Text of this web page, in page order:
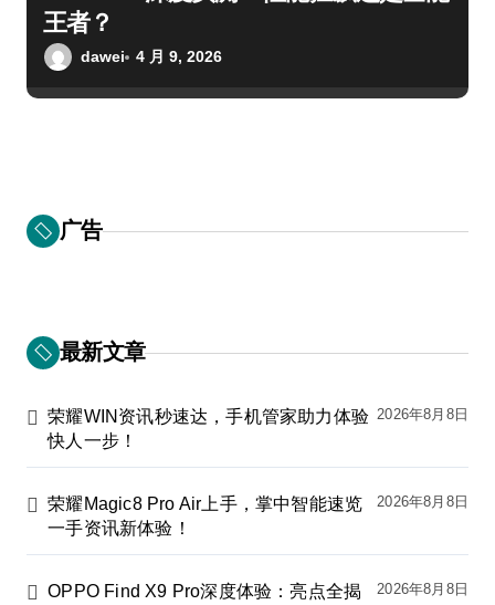
王者？
dawei 4 月 9, 2026
广告
最新文章
荣耀WIN资讯秒速达，手机管家助力体验
快人一步！
2026年8月8日
荣耀Magic8 Pro Air上手，掌中智能速览
一手资讯新体验！
2026年8月8日
OPPO Find X9 Pro深度体验：亮点全揭
2026年8月8日